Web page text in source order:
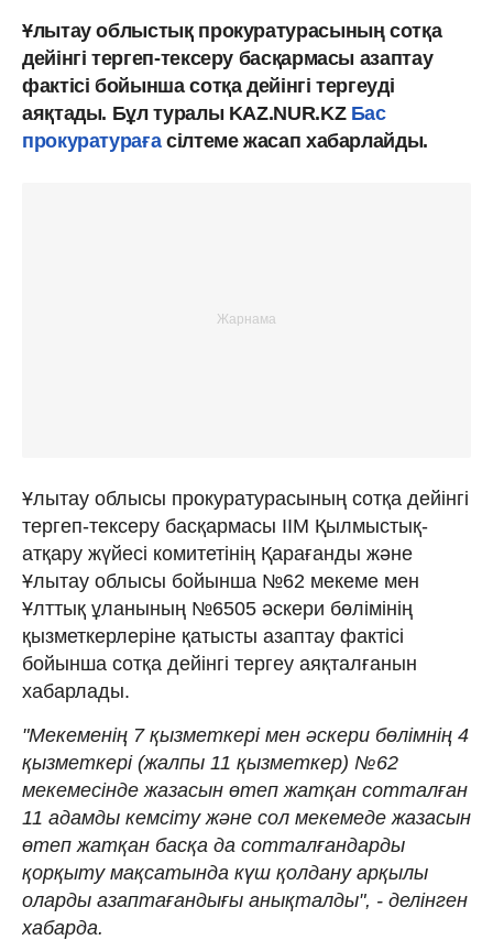
Ұлытау облыстық прокуратурасының сотқа
дейінгі тергеп-тексеру басқармасы азаптау
фактісі бойынша сотқа дейінгі тергеуді
аяқтады. Бұл туралы KAZ.NUR.KZ Бас
прокуратураға сілтеме жасап хабарлайды.
Ұлытау облысы прокуратурасының сотқа дейінгі
тергеп-тексеру басқармасы ІІМ Қылмыстық-
атқару жүйесі комитетінің Қарағанды және
Ұлытау облысы бойынша №62 мекеме мен
Ұлттық ұланының №6505 әскери бөлімінің
қызметкерлеріне қатысты азаптау фактісі
бойынша сотқа дейінгі тергеу аяқталғанын
хабарлады.
"Мекеменің 7 қызметкері мен әскери бөлімнің 4
қызметкері (жалпы 11 қызметкер) №62
мекемесінде жазасын өтеп жатқан сотталған
11 адамды кемсіту және сол мекемеде жазасын
өтеп жатқан басқа да сотталғандарды
қорқыту мақсатында күш қолдану арқылы
оларды азаптағандығы анықталды", - делінген
хабарда.